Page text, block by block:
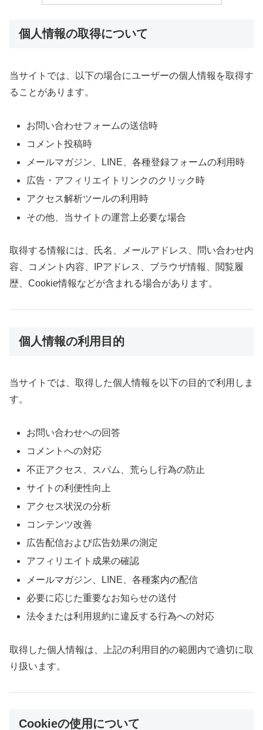
個人情報の取得について
当サイトでは、以下の場合にユーザーの個人情報を取得す
ることがあります。
お問い合わせフォームの送信時
コメント投稿時
メールマガジン、LINE、各種登録フォームの利用時
広告・アフィリエイトリンクのクリック時
アクセス解析ツールの利用時
その他、当サイトの運営上必要な場合
取得する情報には、氏名、メールアドレス、問い合わせ内
容、コメント内容、IPアドレス、ブラウザ情報、閲覧履
歴、Cookie情報などが含まれる場合があります。
個人情報の利用目的
当サイトでは、取得した個人情報を以下の目的で利用しま
す。
お問い合わせへの回答
コメントへの対応
不正アクセス、スパム、荒らし行為の防止
サイトの利便性向上
アクセス状況の分析
コンテンツ改善
広告配信および広告効果の測定
アフィリエイト成果の確認
メールマガジン、LINE、各種案内の配信
必要に応じた重要なお知らせの送付
法令または利用規約に違反する行為への対応
取得した個人情報は、上記の利用目的の範囲内で適切に取
り扱います。
Cookieの使用について